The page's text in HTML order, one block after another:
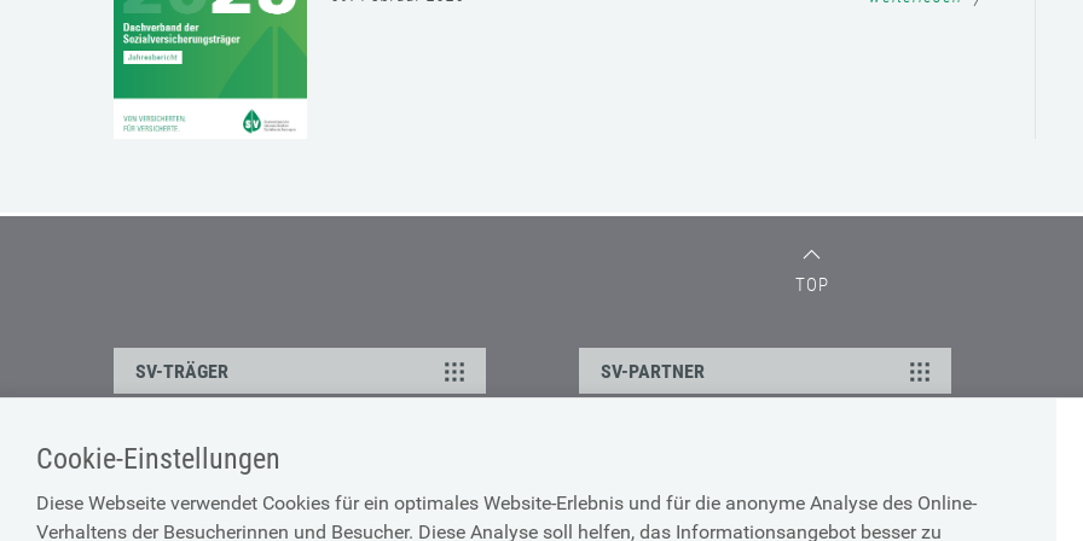
Cookie-Einstellungen
Diese Webseite verwendet Cookies für ein optimales Website-Erlebnis und für die anonyme Analyse des Online-
Verhaltens der Besucherinnen und Besucher. Diese Analyse soll helfen, das Informationsangebot besser zu
TOP
SV-TRÄGER SV-PARTNER
ÜBER UNS
Kontakt
Barrierefreiheitserklärung
Cookie-Erklärung